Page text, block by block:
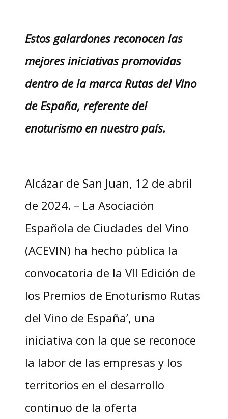
Estos galardones reconocen las
mejores iniciativas promovidas
dentro de la marca Rutas del Vino
de España, referente del
enoturismo en nuestro país.
Alcázar de San Juan, 12 de abril
de 2024. – La Asociación
Española de Ciudades del Vino
(ACEVIN) ha hecho pública la
convocatoria de la VII Edición de
los Premios de Enoturismo Rutas
del Vino de España’, una
iniciativa con la que se reconoce
la labor de las empresas y los
territorios en el desarrollo
continuo de la oferta